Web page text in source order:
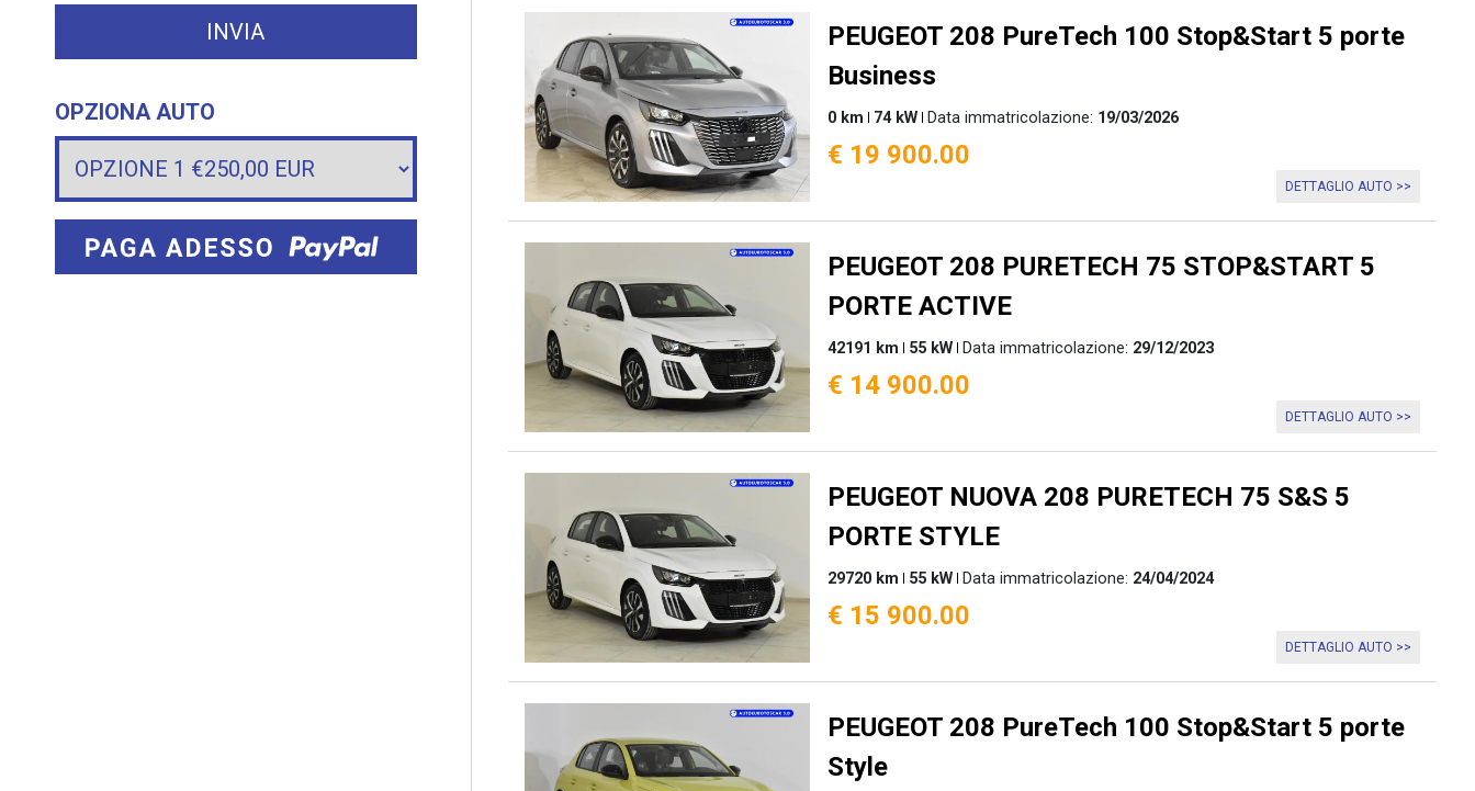
OPZIONA AUTO
PEUGEOT 208 PureTech 100 Stop&Start 5 porte
Business
0 km 74 kW Data immatricolazione: 19/03/2026
€ 19 900.00
DETTAGLIO AUTO >>
PEUGEOT 208 PURETECH 75 STOP&START 5
PORTE ACTIVE
42191 km 55 kW Data immatricolazione: 29/12/2023
€ 14 900.00
DETTAGLIO AUTO >>
PEUGEOT NUOVA 208 PURETECH 75 S&S 5
PORTE STYLE
29720 km 55 kW Data immatricolazione: 24/04/2024
€ 15 900.00
DETTAGLIO AUTO >>
PEUGEOT 208 PureTech 100 Stop&Start 5 porte
Style